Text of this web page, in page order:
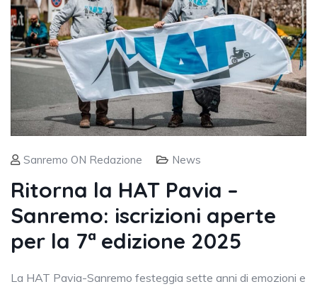
Sanremo ON Redazione News
Ritorna la HAT Pavia –
Sanremo: iscrizioni aperte
per la 7ª edizione 2025
La HAT Pavia-Sanremo festeggia sette anni di emozioni e